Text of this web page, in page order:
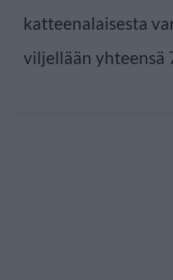
katteenalaisesta
viljellään yhteensä